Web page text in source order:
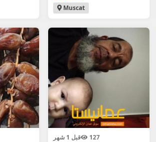
Muscat
قبل 1 شهر 127